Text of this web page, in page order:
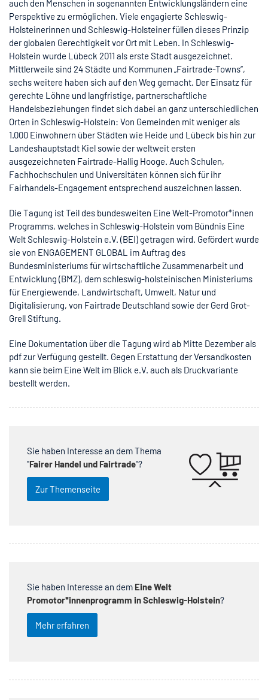
auch den Menschen in sogenannten Entwicklungsländern eine
Perspektive zu ermöglichen. Viele engagierte Schleswig-
Holsteinerinnen und Schleswig-Holsteiner füllen dieses Prinzip
der globalen Gerechtigkeit vor Ort mit Leben. In Schleswig-
Holstein wurde Lübeck 2011 als erste Stadt ausgezeichnet.
Mittlerweile sind 24 Städte und Kommunen „Fairtrade-Towns“,
sechs weitere haben sich auf den Weg gemacht. Der Einsatz für
gerechte Löhne und langfristige, partnerschaftliche
Handelsbeziehungen findet sich dabei an ganz unterschiedlichen
Orten in Schleswig-Holstein: Von Gemeinden mit weniger als
1.000 Einwohnern über Städten wie Heide und Lübeck bis hin zur
Landeshauptstadt Kiel sowie der weltweit ersten
ausgezeichneten Fairtrade-Hallig Hooge. Auch Schulen,
Fachhochschulen und Universitäten können sich für ihr
Fairhandels-Engagement entsprechend auszeichnen lassen.
Die Tagung ist Teil des bundesweiten Eine Welt-Promotor*innen
Programms, welches in Schleswig-Holstein vom Bündnis Eine
Welt Schleswig-Holstein e.V. (BEI) getragen wird. Gefördert wurde
sie von ENGAGEMENT GLOBAL im Auftrag des
Bundesministeriums für wirtschaftliche Zusammenarbeit und
Entwicklung (BMZ), dem schleswig-holsteinischen Ministeriums
für Energiewende, Landwirtschaft, Umwelt, Natur und
Digitalisierung, von Fairtrade Deutschland sowie der Gerd Grot-
Grell Stiftung.
Eine Dokumentation über die Tagung wird ab Mitte Dezember als
pdf zur Verfügung gestellt. Gegen Erstattung der Versandkosten
kann sie beim Eine Welt im Blick e.V. auch als Druckvariante
bestellt werden.
Sie haben Interesse an dem Thema
"Fairer Handel und Fairtrade"?
Zur Themenseite
Sie haben Interesse an dem Eine Welt
Promotor*innenprogramm in Schleswig-Holstein?
Mehr erfahren